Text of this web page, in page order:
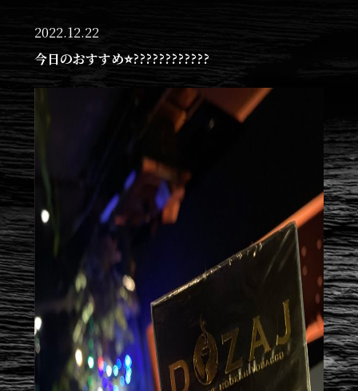
2022.12.22
今日のおすすめ⭐????????????︎︎︎︎